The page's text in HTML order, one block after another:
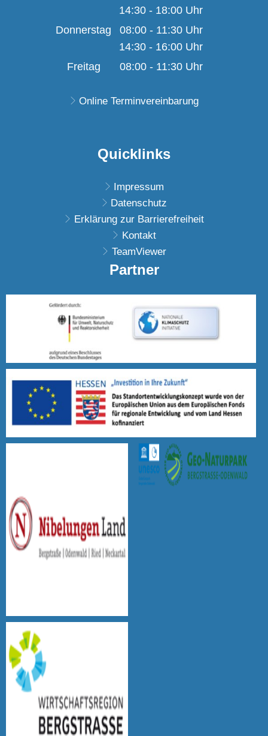
Von 08:00 bis 11:30
14:30 - 18:00 Uhr
Von 14:30 bis 18:00
Donnerstag 08:00- 11:30Uhr
Von 08:00 bis 11:30
14:30 - 16:00 Uhr
Von 14:30 bis 16:00
Freitag 08:00- 11:30Uhr
Online Terminvereinbarung
Quicklinks
Impressum
Datenschutz
Erklärung zur Barrierefreiheit
Kontakt
TeamViewer
Partner